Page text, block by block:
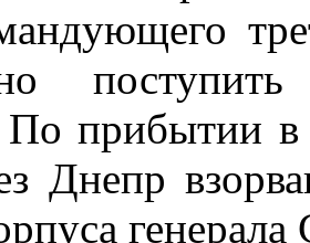
прибытии в
Днепр